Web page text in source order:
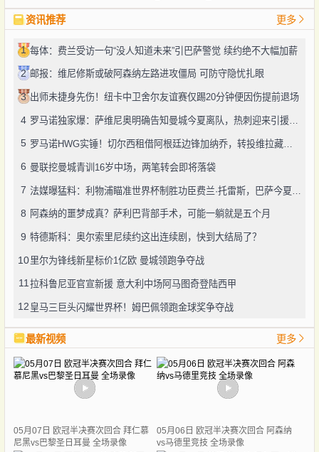
资讯推荐 更多
1 每体：费兰受访一句“没人知道未来”引巴萨警觉 续约绝不大幅加薪
2 邮报：维尼修斯或破阿森纳左路进攻僵局 可防守隐忧扎眼
3 出师未捷身先伤！纽卡中卫舍尔友谊赛仅踢20分钟便因伤提前退场
4 罗马诺独家爆：萨维尼奥明确告知曼城今夏离队，热刺迎来引援良机
5 罗马诺HWG实锤！切尔西租借阿根廷边锋加纳乔，转投维拉藏连锁效应？
6 曼联挖曼城青训16岁中场，两笔转会即将落袋
7
8 阿森纳的噩梦成真？萨利巴背部手术，可能一躺就是五个月
9 特德斯科：奥尔索里尼续约这出连续剧，快到大结局了？
10里尔为锋线新星标价1亿欧 曼城领跑争夺战
11拉科鲁尼亚官宣新援 意大利中场阿马图奇登陆西甲
12 皇马三巨头闪耀世界杯！姆巴佩领跑金球奖争夺战
最新视频 更多
05月07日 欧冠半决赛次回合 拜仁慕
尼黑vs巴黎圣日耳曼 全场录像
05月06日 欧冠半决赛次回合 阿森纳
vs马德里竞技 全场录像